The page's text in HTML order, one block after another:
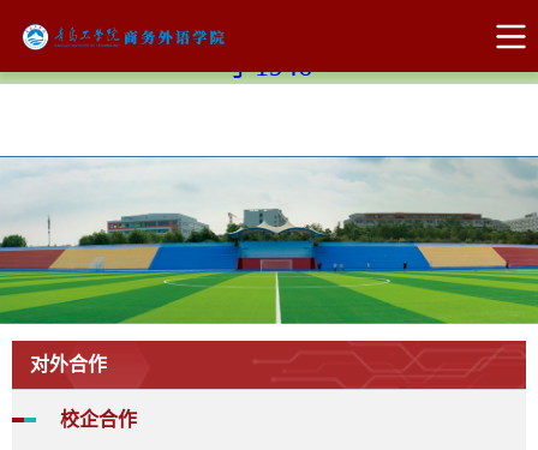
Bevictor伟德官网-韦德(中国)体育-伟大始
于1946
对外合作
校企合作